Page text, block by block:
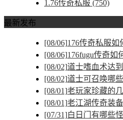
1.76传奇私服 (750)
最新发布
[08/06]176传奇私服如
[08/06]176fugu传奇如
[08/02]道士嗜血术达
[08/02]道士可召唤哪
[08/01]老玩家珍藏的
[08/01]老江湖传奇装
[07/31]白日门有哪些